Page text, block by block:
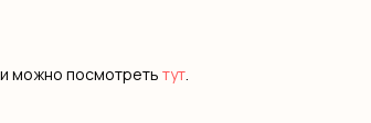
можно посмотреть тут